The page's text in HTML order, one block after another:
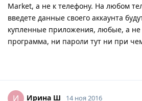
Market, а не к телефону. На любом
введете данные своего аккаунта
купленные приложения, любые, а
программа, ни пароли тут ни при
И Ирина Ш 14 ноя 2016